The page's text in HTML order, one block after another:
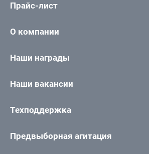
Прайс-лист
О компании
Наши награды
Наши вакансии
Техподдержка
Предвыборная агитация